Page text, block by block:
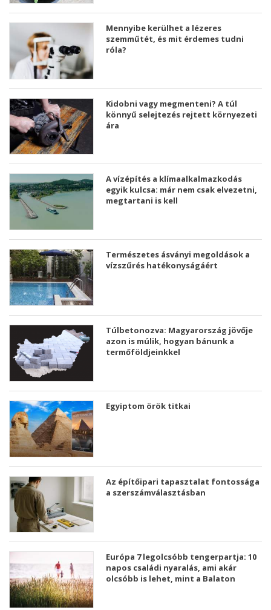
Mennyibe kerülhet a lézeres
szemműtét, és mit érdemes tudni
róla?
Kidobni vagy megmenteni? A túl
könnyű selejtezés rejtett környezeti
ára
A vízépítés a klímaalkalmazkodás
egyik kulcsa: már nem csak elvezetni,
megtartani is kell
Természetes ásványi megoldások a
vízszűrés hatékonyságáért
Túlbetonozva: Magyarország jövője
azon is múlik, hogyan bánunk a
termőföldjeinkkel
Egyiptom örök titkai
Az építőipari tapasztalat fontossága
a szerszámválasztásban
Európa 7 legolcsóbb tengerpartja: 10
napos családi nyaralás, ami akár
olcsóbb is lehet, mint a Balaton